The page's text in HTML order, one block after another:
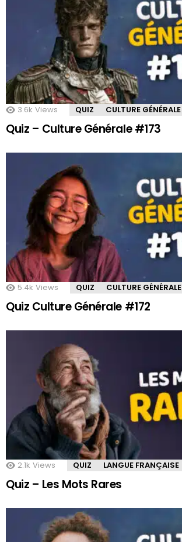
3.6k Views QUIZ CULTURE GÉNÉRALE
Quiz – Culture Générale #173
5.4k Views QUIZ CULTURE GÉNÉRALE
Quiz Culture Générale #172
2.1k Views QUIZ LANGUE FRANÇAISE
Quiz – Les Mots Rares